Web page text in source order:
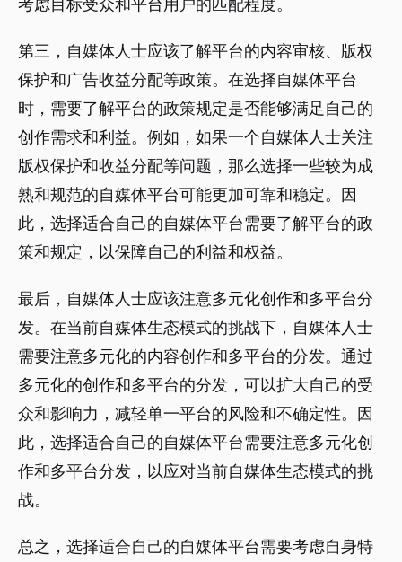
考虑目标受众和平台用户的匹配程度。
第三，自媒体人士应该了解平台的内容审核、版权
保护和广告收益分配等政策。在选择自媒体平台
时，需要了解平台的政策规定是否能够满足自己的
创作需求和利益。例如，如果一个自媒体人士关注
版权保护和收益分配等问题，那么选择一些较为成
熟和规范的自媒体平台可能更加可靠和稳定。因
此，选择适合自己的自媒体平台需要了解平台的政
策和规定，以保障自己的利益和权益。
最后，自媒体人士应该注意多元化创作和多平台分
发。在当前自媒体生态模式的挑战下，自媒体人士
需要注意多元化的内容创作和多平台的分发。通过
多元化的创作和多平台的分发，可以扩大自己的受
众和影响力，减轻单一平台的风险和不确定性。因
此，选择适合自己的自媒体平台需要注意多元化创
作和多平台分发，以应对当前自媒体生态模式的挑
战。
总之，选择适合自己的自媒体平台需要考虑自身特